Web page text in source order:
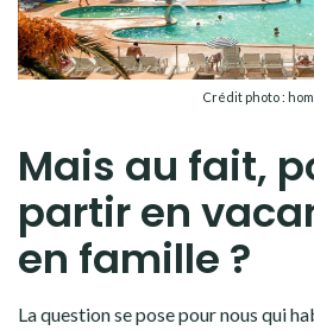
Crédit photo :
Mais au fait,
partir en
en famille ?
La question se pose pour nous qui